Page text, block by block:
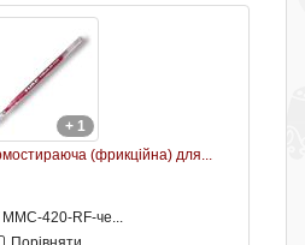
+ 1
(фрикційна) для...
ММС-420-RF-че...